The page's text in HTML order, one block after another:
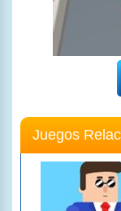
Juegos